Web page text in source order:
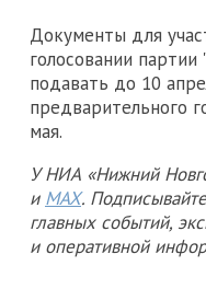
Документы для
голосовании
подавать до 10
предварительного
мая.
У НИА «Нижний
и MAX.
главных событий,
и оперативной